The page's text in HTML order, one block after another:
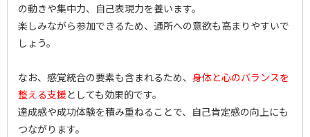
の動きや集中力、自己表現力を養います。
楽しみながら参加できるため、通所への意欲も高まりやすいで
しょう。
なお、感覚統合の要素も含まれるため、 身体と心のバランスを
整える支援としても効果的です。
達成感や成功体験を積み重ねることで、自己肯定感の向上にも
つながります。